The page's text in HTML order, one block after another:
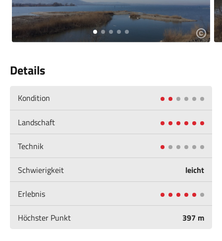
Details
Kondition
Landschaft
Technik
Schwierigkeit
leicht
Erlebnis
Höchster Punkt
397 m